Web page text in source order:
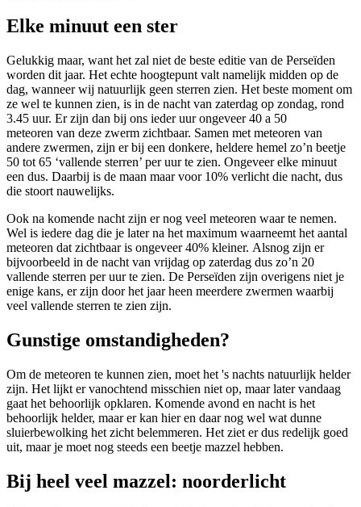
Elke minuut een ster
Gelukkig maar, want het zal niet de beste editie van de Perseïden
worden dit jaar. Het echte hoogtepunt valt namelijk midden op de
dag, wanneer wij natuurlijk geen sterren zien. Het beste moment om
ze wel te kunnen zien, is in de nacht van zaterdag op zondag, rond
3.45 uur. Er zijn dan bij ons ieder uur ongeveer 40 a 50
meteoren van deze zwerm zichtbaar. Samen met meteoren van
andere zwermen, zijn er bij een donkere, heldere hemel zo’n beetje
50 tot 65 ‘vallende sterren’ per uur te zien. Ongeveer elke minuut
een dus. Daarbij is de maan maar voor 10% verlicht die nacht, dus
die stoort nauwelijks.
Ook na komende nacht zijn er nog veel meteoren waar te nemen.
Wel is iedere dag die je later na het maximum waarneemt het aantal
meteoren dat zichtbaar is ongeveer 40% kleiner. Alsnog zijn er
bijvoorbeeld in de nacht van vrijdag op zaterdag dus zo’n 20
vallende sterren per uur te zien. De Perseïden zijn overigens niet je
enige kans, er zijn door het jaar heen meerdere zwermen waarbij
veel vallende sterren te zien zijn.
Gunstige omstandigheden?
Om de meteoren te kunnen zien, moet het 's nachts natuurlijk helder
zijn. Het lijkt er vanochtend misschien niet op, maar later vandaag
gaat het behoorlijk opklaren. Komende avond en nacht is het
behoorlijk helder, maar er kan hier en daar nog wel wat dunne
sluierbewolking het zicht belemmeren. Het ziet er dus redelijk goed
uit, maar je moet nog steeds een beetje mazzel hebben.
Bij heel veel mazzel: noorderlicht